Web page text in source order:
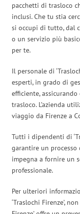
pacchetti di trasloco
inclusi. Che tu stia
si occupi di tutto, dal
o un servizio più
per te.
Il personale di
esperti, in grado di
efficiente,
trasloco. L’azienda
viaggio da Firenze a
Tutti i dipendenti di
garantire un processo
impegna a fornire un
professionale.
Per ulteriori
‘Traslochi Firenze’,